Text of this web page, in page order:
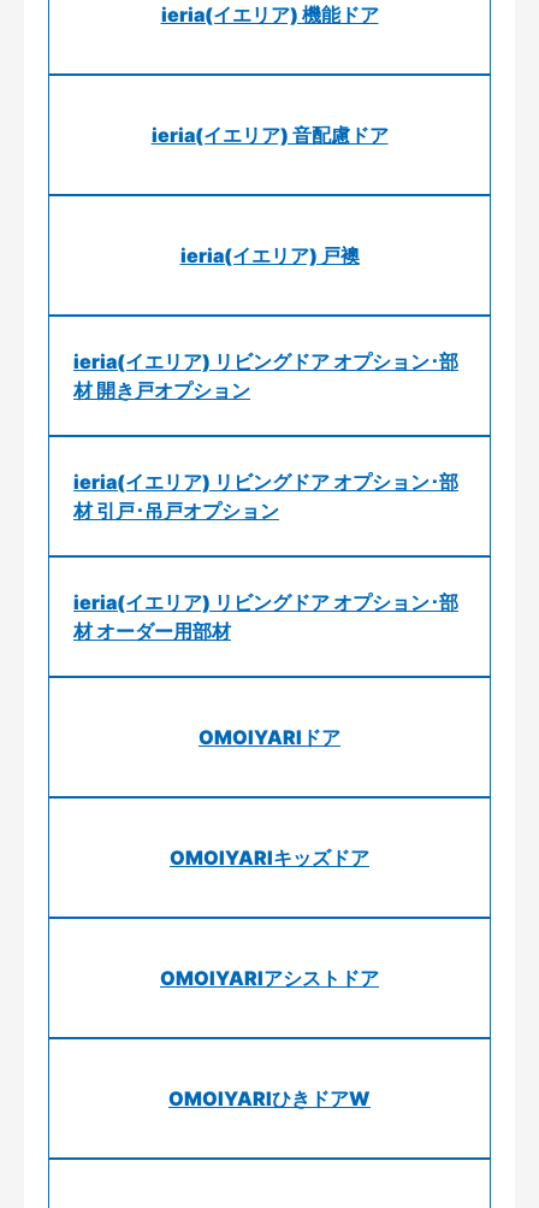
ieria(イエリア) 機能ドア
ieria(イエリア) 音配慮ドア
ieria(イエリア) 戸襖
ieria(イエリア) リビングドア オプション･部
材 開き戸オプション
ieria(イエリア) リビングドア オプション･部
材 引戸･吊戸オプション
ieria(イエリア) リビングドア オプション･部
材 オーダー用部材
OMOIYARIドア
OMOIYARIキッズドア
OMOIYARIアシストドア
OMOIYARIひきドアW